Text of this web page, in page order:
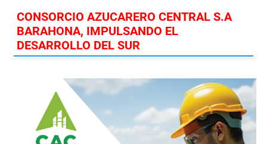
CONSORCIO AZUCARERO CENTRAL S.A
BARAHONA, IMPULSANDO EL
DESARROLLO DEL SUR